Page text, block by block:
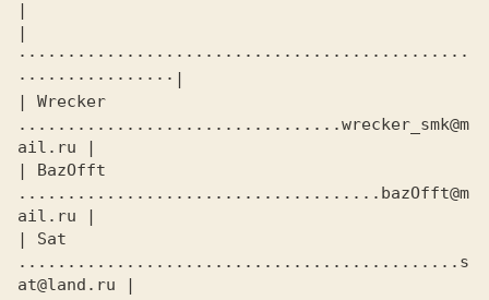
|
|
··············································
················|
| Wrecker
.................................wrecker_smk@m
ail.ru |
| BazOfft
.....................................bazOfft@m
ail.ru |
| Sat
.............................................s
at@land.ru |